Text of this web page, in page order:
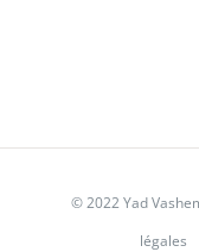
© 2022 Yad
légales